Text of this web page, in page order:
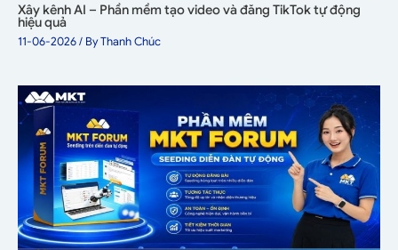
Xây kênh AI – Phần mềm tạo video và đăng TikTok tự động
hiệu quả
11-06-2026/ ByThanh Chúc